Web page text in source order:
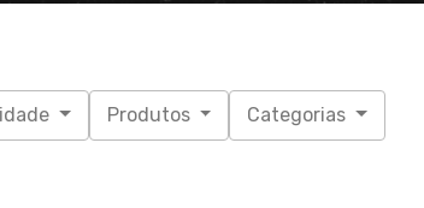
Produtos Categorias